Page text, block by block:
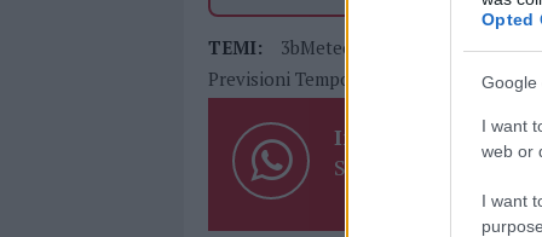
Opted
Google
I want
web or
I want
TEMI: 3bMeteo Olbia Meteo Olbia
Previsioni Tempo Olbia
Inviaci le tue
Su WhatsApp al